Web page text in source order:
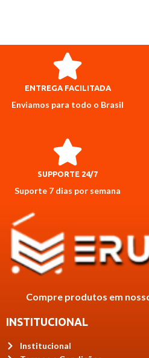
ENTREGA FACILITADA
Enviamos para todo o Brasil
SUPPORTE 24/7
Suporte 7 dias por semana
Compre produtos em
INSTITUCIONAL
Institucional